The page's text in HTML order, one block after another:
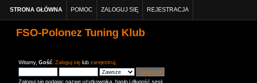
STRONA GŁÓWNA POMOC ZALOGUJ SIĘ REJESTRACJA
FSO-Polonez Tuning Klub
Witamy,Gość .Zaloguj się lubzarejestruj
Zaloguj się podając nazwę użytkownika, hasło i długość sesji